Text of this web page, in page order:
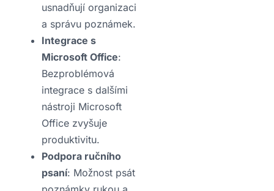
usnadňují organizaci
a správu poznámek.
Integrace s
Microsoft Office:
Bezproblémová
integrace s dalšími
nástroji Microsoft
Office zvyšuje
produktivitu.
Podpora ručního
psaní: Možnost psát